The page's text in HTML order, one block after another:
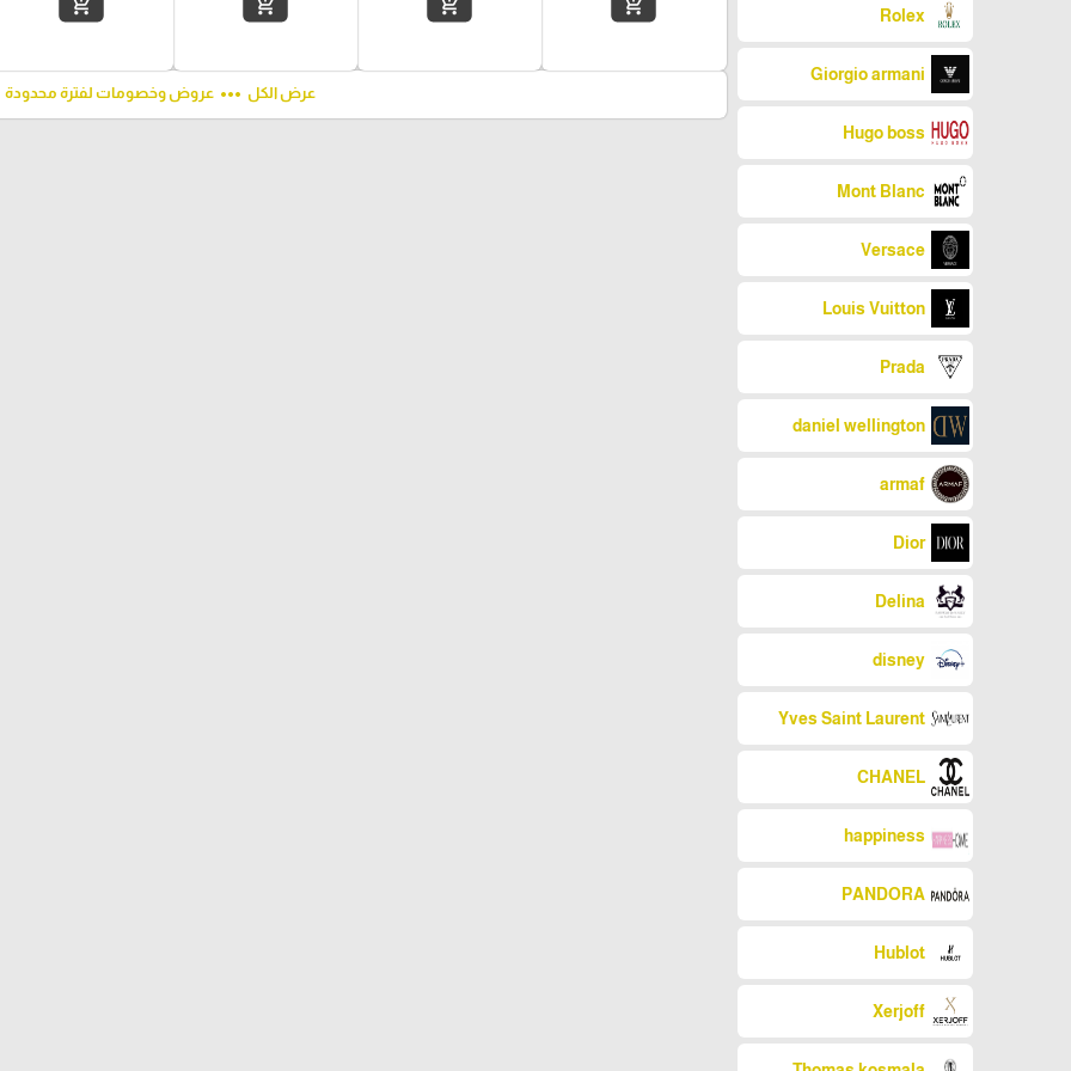
Rolex
Giorgio armani
Hugo boss
Mont Blanc
Versace
Louis Vuitton
Prada
daniel wellington
armaf
Dior
Delina
disney
Yves Saint Laurent
CHANEL
happiness
PANDORA
Hublot
Xerjoff
add_shopping_cart
add_shopping_cart
add_shopping_cart
add_shopping_cart
عرض الكل more_horiz عروض وخصومات لفترة محدودة